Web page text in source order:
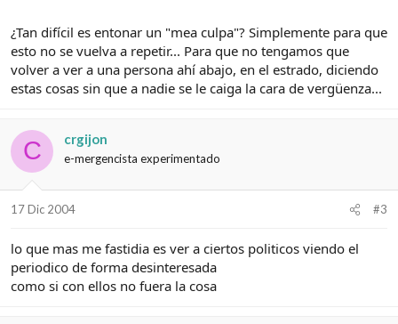
¿Tan difícil es entonar un "mea culpa"? Simplemente para que
esto no se vuelva a repetir... Para que no tengamos que
volver a ver a una persona ahí abajo, en el estrado, diciendo
estas cosas sin que a nadie se le caiga la cara de vergüenza...
C crgijon
e-mergencista experimentado
17 Dic 2004 #3
lo que mas me fastidia es ver a ciertos politicos viendo el
periodico de forma desinteresada
como si con ellos no fuera la cosa